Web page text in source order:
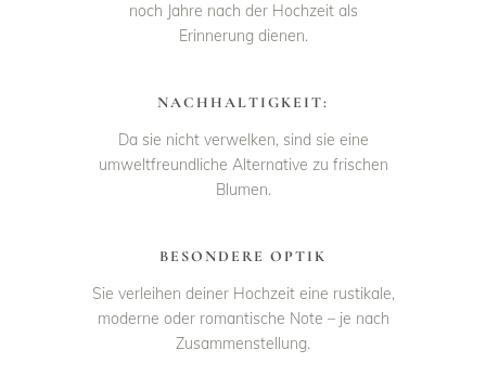
noch Jahre nach der Hochzeit als
Erinnerung dienen.
NACHHALTIGKEIT:
Da sie nicht verwelken, sind sie eine
umweltfreundliche Alternative zu frischen
Blumen.
BESONDERE OPTIK
Sie verleihen deiner Hochzeit eine rustikale,
moderne oder romantische Note – je nach
Zusammenstellung.